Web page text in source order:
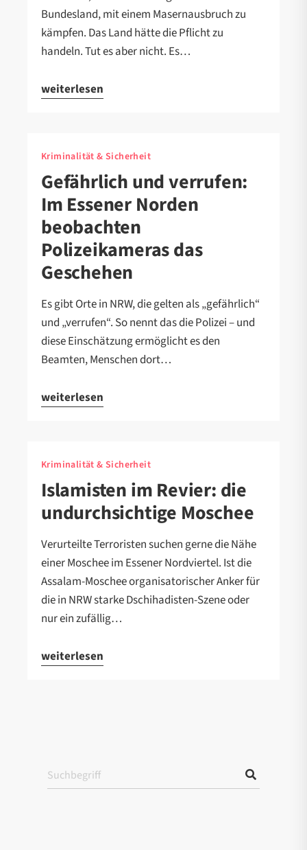
Bundesland, mit einem Masernausbruch zu
kämpfen. Das Land hätte die Pflicht zu
handeln. Tut es aber nicht. Es…
weiterlesen
Kriminalität & Sicherheit
Gefährlich und verrufen:
Im Essener Norden
beobachten
Polizeikameras das
Geschehen
Es gibt Orte in NRW, die gelten als „gefährlich“
und „verrufen“. So nennt das die Polizei – und
diese Einschätzung ermöglicht es den
Beamten, Menschen dort…
weiterlesen
Kriminalität & Sicherheit
Islamisten im Revier: die
undurchsichtige Moschee
Verurteilte Terroristen suchen gerne die Nähe
einer Moschee im Essener Nordviertel. Ist die
Assalam-Moschee organisatorischer Anker für
die in NRW starke Dschihadisten-Szene oder
nur ein zufällig…
weiterlesen